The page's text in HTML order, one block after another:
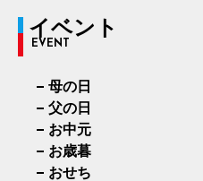
イベント
EVENT
母の日
父の日
お中元
お歳暮
おせち